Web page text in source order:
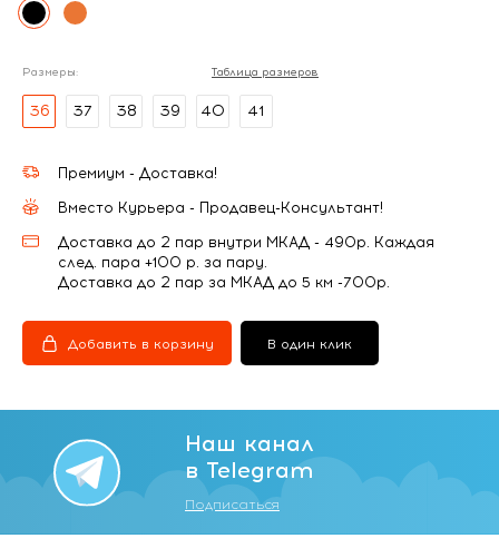
Размеры: Таблица размеров
36 37 38 39 40 41
Премиум - Доставка!
Вместо Курьера - Продавец-Консультант!
Доставка до 2 пар внутри МКАД - 490р. Каждая
след. пара +100 р. за пару.
Доставка до 2 пар за МКАД до 5 км -700р.
Добавить в корзину В один клик
Наш канал
в Telegram
Подписаться